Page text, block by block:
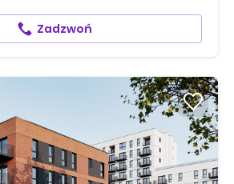
Zadzwoń